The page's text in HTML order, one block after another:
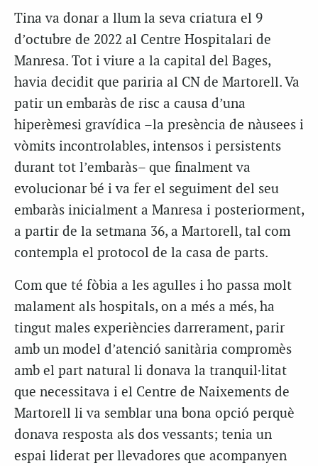
Tina va donar a llum la seva criatura el 9
d’octubre de 2022 al Centre Hospitalari de
Manresa. Tot i viure a la capital del Bages,
havia decidit que pariria al CN de Martorell. Va
patir un embaràs de risc a causa d’una
hiperèmesi gravídica –la presència de nàusees i
vòmits incontrolables, intensos i persistents
durant tot l’embaràs– que finalment va
evolucionar bé i va fer el seguiment del seu
embaràs inicialment a Manresa i posteriorment,
a partir de la setmana 36, a Martorell, tal com
contempla el protocol de la casa de parts.
Com que té fòbia a les agulles i ho passa molt
malament als hospitals, on a més a més, ha
tingut males experiències darrerament, parir
amb un model d’atenció sanitària compromès
amb el part natural li donava la tranquil·litat
que necessitava i el Centre de Naixements de
Martorell li va semblar una bona opció perquè
donava resposta als dos vessants; tenia un
espai liderat per llevadores que acompanyen